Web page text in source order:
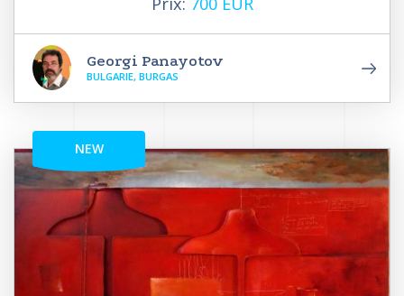
Georgi Panayotov
BULGARIE, BURGAS
NEW